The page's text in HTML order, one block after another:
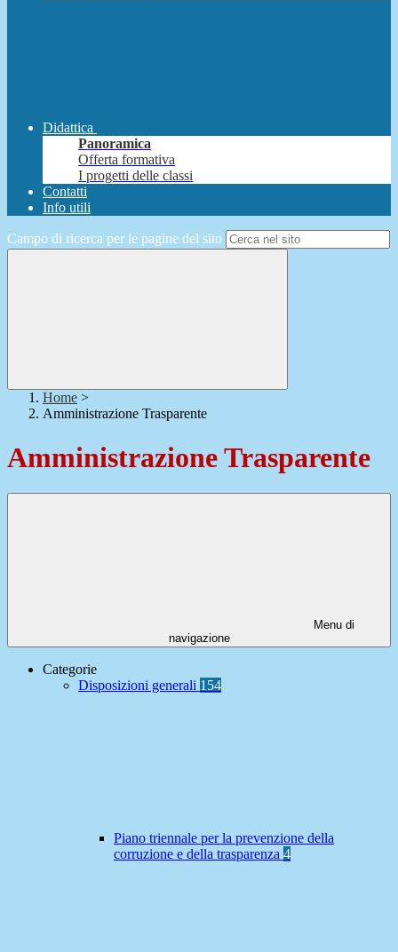
Didattica
Panoramica
Offerta formativa
I progetti delle classi
Contatti
Info utili
Campo di ricerca per le pagine del sito
Home >
Amministrazione Trasparente
Amministrazione Trasparente
Menu di
navigazione
Categorie
Disposizioni generali 154
Piano triennale per la prevenzione della
corruzione e della trasparenza 4